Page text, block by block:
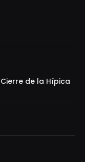
de la Hípica